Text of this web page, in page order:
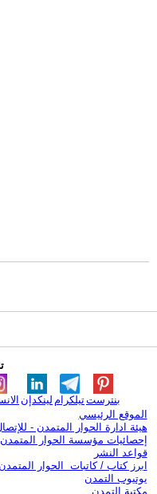
لينكدإن تيلكرامبنترست
الموقع الرئيسي
هيئة ادارة الحوار المتمدن -
إحصائيات مؤسسة الحوار المتمدن
قواعد النشر
ابرز كتاب / كاتبات الحوار المتمدن
يوتيوب التمدن
مكتبة التمدن